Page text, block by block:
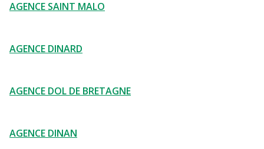
AGENCE SAINT MALO
AGENCE DINARD
AGENCE DOL DE BRETAGNE
AGENCE DINAN